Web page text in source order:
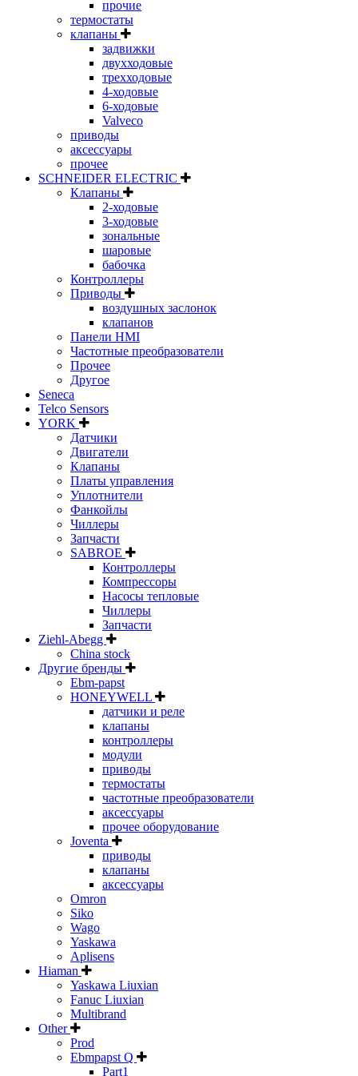
прочие
термостаты
клапаны
задвижки
двухходовые
трехходовые
4-ходовые
6-ходовые
Valveco
приводы
аксессуары
прочее
SCHNEIDER ELECTRIC
Клапаны
2-ходовые
3-ходовые
зональные
шаровые
бабочка
Контроллеры
Приводы
воздушных заслонок
клапанов
Панели HMI
Частотные преобразователи
Прочее
Другое
Seneca
Telco Sensors
YORK
Датчики
Двигатели
Клапаны
Платы управления
Уплотнители
Фанкойлы
Чиллеры
Запчасти
SABROE
Контроллеры
Компрессоры
Насосы тепловые
Чиллеры
Запчасти
Ziehl-Abegg
China stock
Другие бренды
Ebm-papst
HONEYWELL
датчики и реле
клапаны
контроллеры
модули
приводы
термостаты
частотные преобразователи
аксессуары
прочее оборудование
Joventa
приводы
клапаны
аксессуары
Omron
Siko
Wago
Yaskawa
Aplisens
Hiaman
Yaskawa Liuxian
Fanuc Liuxian
Multibrand
Other
Prod
Ebmpapst Q
Part1